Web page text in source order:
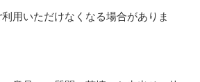
用いただけなくなる場合がありま